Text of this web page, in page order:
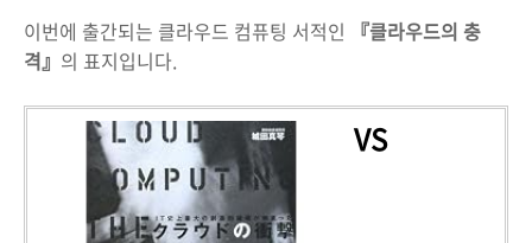
이번에 출간되는 클라우드 컴퓨팅 서적인
『클라우드의 충
격』 의 표지입니다.
VS